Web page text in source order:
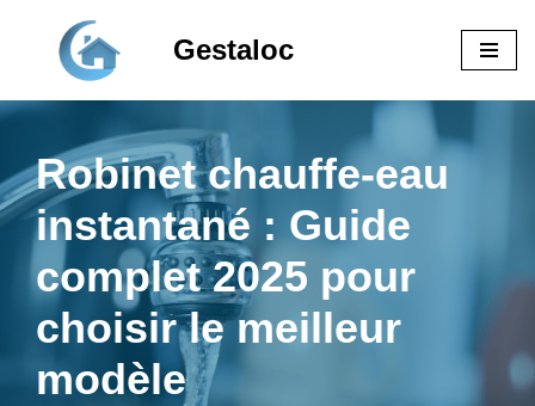
Gestaloc
Robinet chauffe-eau
instantané : Guide
complet 2025 pour
choisir le meilleur
modèle